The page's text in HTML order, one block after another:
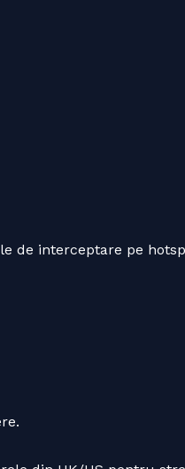
de interceptare pe